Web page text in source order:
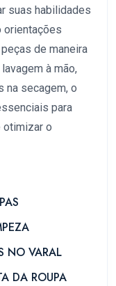
suas habilidades
orientações
de maneira
à mão,
na secagem, o
para
otimizar o
NO VARAL
DA ROUPA